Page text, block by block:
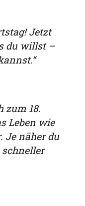
Jetzt
du willst –
zum 18.
Leben wie
Je näher du
schneller